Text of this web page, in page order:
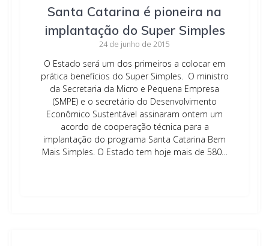
Santa Catarina é pioneira na
implantação do Super Simples
24 de junho de 2015
O Estado será um dos primeiros a colocar em
prática benefícios do Super Simples. O ministro
da Secretaria da Micro e Pequena Empresa
(SMPE) e o secretário do Desenvolvimento
Econômico Sustentável assinaram ontem um
acordo de cooperação técnica para a
implantação do programa Santa Catarina Bem
Mais Simples. O Estado tem hoje mais de 580…